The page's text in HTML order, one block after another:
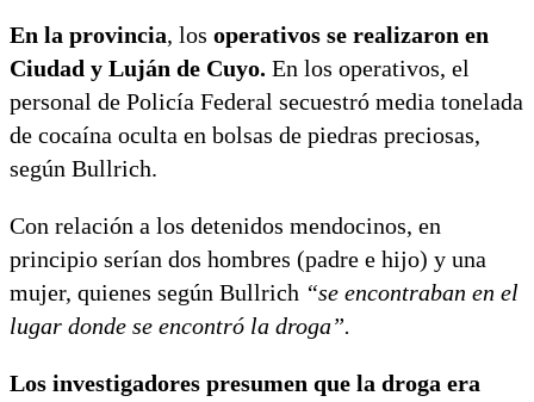
En la provincia, los operativos se realizaron en
Ciudad y Luján de Cuyo. En los operativos, el
personal de Policía Federal secuestró media tonelada
de cocaína oculta en bolsas de piedras preciosas,
según Bullrich.
Con relación a los detenidos mendocinos, en
principio serían dos hombres (padre e hijo) y una
mujer, quienes según Bullrich “se encontraban en el
lugar donde se encontró la droga”.
Los investigadores presumen que la droga era